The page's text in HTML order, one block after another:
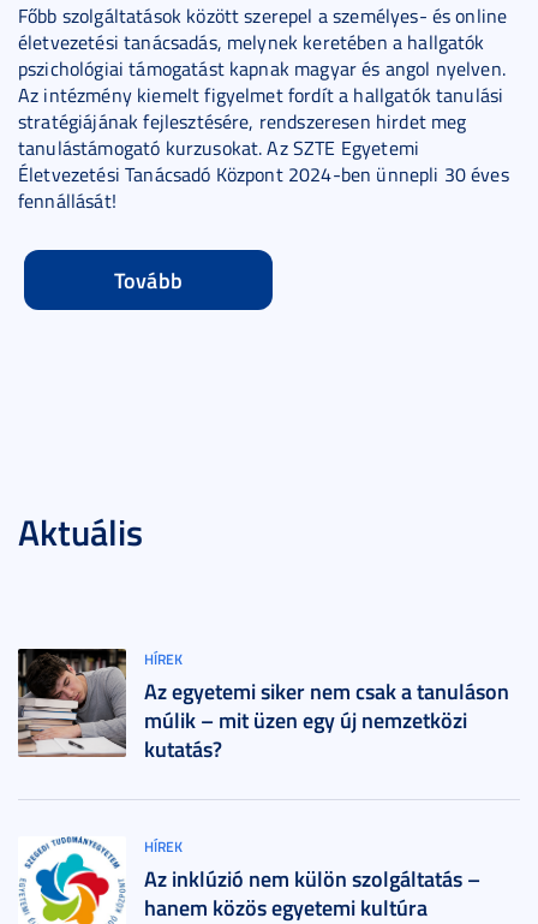
Főbb szolgáltatások között szerepel a személyes- és online
életvezetési tanácsadás, melynek keretében a hallgatók
pszichológiai támogatást kapnak magyar és angol nyelven.
Az intézmény kiemelt figyelmet fordít a hallgatók tanulási
stratégiájának fejlesztésére, rendszeresen hirdet meg
tanulástámogató kurzusokat. Az SZTE Egyetemi
Életvezetési Tanácsadó Központ 2024-ben ünnepli 30 éves
fennállását!
Tovább
Aktuális
HÍREK
Az egyetemi siker nem csak a tanuláson
múlik – mit üzen egy új nemzetközi
kutatás?
HÍREK
Az inklúzió nem külön szolgáltatás –
hanem közös egyetemi kultúra